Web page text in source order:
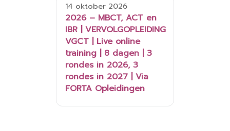
14 oktober 2026
2026 – MBCT, ACT en
IBR | VERVOLGOPLEIDING
VGCT | Live online
training | 8 dagen | 3
rondes in 2026, 3
rondes in 2027 | Via
FORTA Opleidingen